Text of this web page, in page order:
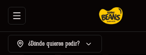
Abrir menu de navegación
¿Dónde quieres pedir?